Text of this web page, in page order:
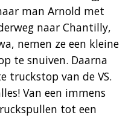
man Arnold met
naar Chantilly,
nemen ze een kleine
te snuiven. Daarna
truckstop van de VS.
Van een immens
tot een